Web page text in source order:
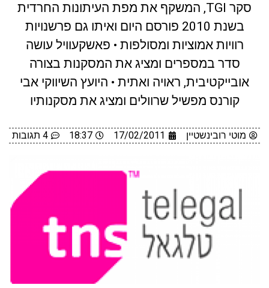
סקר TGI, המשקף את מפת העיתונות החרדית
בשנת 2010 פורסם היום ואיתו גם פרשנויות
אמוציות ומסולפות • פאשקעוויל עושה
סדר במספרים ומציג את המסקנות בצורה
ראויה ואתית • היועץ השיווקי אבי
קורנס מפשיל שרוולים ומציג את מסקנותיו
רובינשטיין 17/02/2011
18:37 4 תגובות